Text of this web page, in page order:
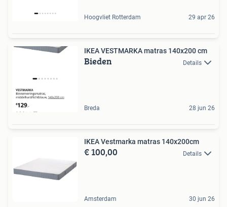
Hoogvliet Rotterdam 29 apr 26
IKEA VESTMARKA matras 140x200 cm
Bieden Details
Breda 28 jun 26
IKEA Vestmarka matras 140x200cm
€ 100,00 Details
Amsterdam 30 jun 26